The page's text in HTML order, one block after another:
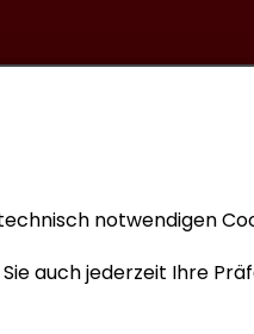
notwendigen
auch jederzeit Ihre